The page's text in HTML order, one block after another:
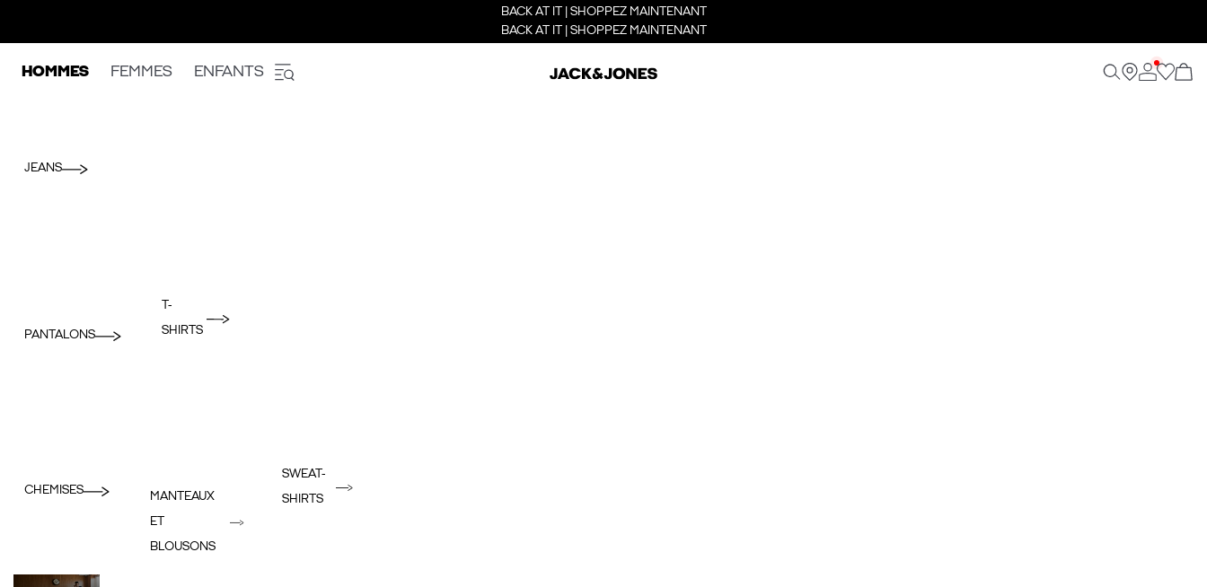
BACK AT IT | SHOPPEZ MAINTENANT
BACK AT IT | SHOPPEZ MAINTENANT
HOMMES FEMMES ENFANTS
JEANS
PANTALONS
T-
SHIRTS
CHEMISES
MANTEAUX
ET
BLOUSONS
SWEAT-
SHIRTS